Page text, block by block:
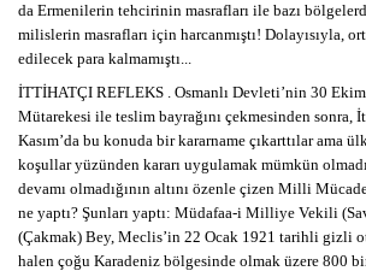
da Ermenilerin tehcirinin masrafları ile bazı
milislerin masrafları için harcanmıştı! Dolayısıyla,
edilecek para kalmamıştı...
İTTİHATÇI REFLEKS . Osmanlı Devleti’nin 30
Mütarekesi ile teslim bayrağını çekmesinden sonra,
Kasım’da bu konuda bir kararname çıkarttılar ama
koşullar yüzünden kararı uygulamak mümkün
devamı olmadığının altını özenle çizen Milli
ne yaptı? Şunları yaptı: Müdafaa-i Milliye Vekili
(Çakmak) Bey, Meclis’in 22 Ocak 1921 tarihli gizli
halen çoğu Karadeniz bölgesinde olmak üzere 800